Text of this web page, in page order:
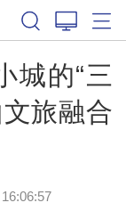
城的“三
旅融合